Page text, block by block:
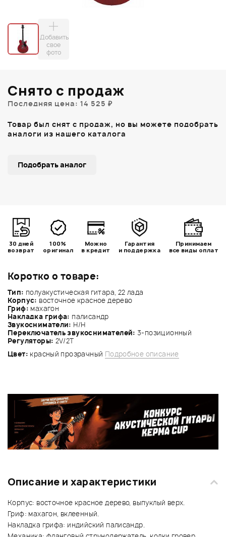
Добавить
свое
фото
Коротко о товаре:
Тип: полуакустическая гитара, 22 лада
Корпус: восточное красное дерево
Гриф: махагон
Накладка грифа: палисандр
Звукосниматели: Н/Н
Переключатель звукоснимателей: 3-позиционный
Регуляторы: 2V/2Т
Цвет: красный прозрачный Подробное описание
Снято с продаж
Последняя цена: 14 525 ₽
Товар был снят с продаж, но вы можете подобрать
аналоги из нашего каталога
Подобрать аналог
30 дней
возврат
100%
оригинал
Можно
в кредит
Гарантия
и поддержка
Принимаем
все виды оплат
Описание и характеристики
Корпус: восточное красное дерево, выпуклый верх.
Гриф: махагон, вклеенный.
Накладка грифа: индийский палисандр.